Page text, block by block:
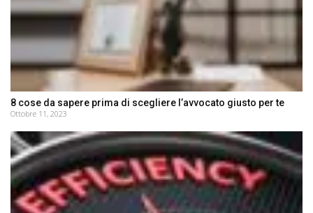
8 cose da sapere prima di scegliere l’avvocato giusto per te
Ottobre 11, 2023